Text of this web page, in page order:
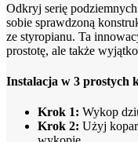
Odkryj serię
sobie sprawdzoną
ze styropianu. Ta
prostotę, ale także
Instalacja w 3 prostych
Krok 1: Wykop
Krok 2: Użyj